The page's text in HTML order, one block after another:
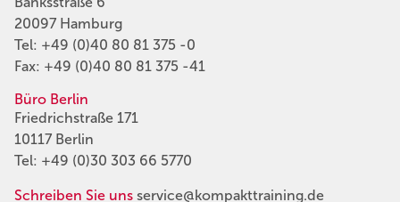
20097 Hamburg
Tel: +49 (0)40 80 81 375 -0
Fax: +49 (0)40 80 81 375 -41
Büro Berlin
Friedrichstraße 171
10117 Berlin
Tel: +49 (0)30 303 66 5770
Schreiben Sie uns service@kompakttraining.de